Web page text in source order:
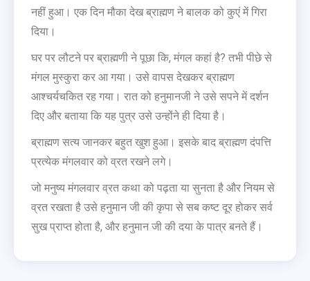
नहीं हुआ। एक दिन मौका देख ब्राह्मण ने बालक को कुएं में गिरा
दिया।
घर पर लौटने पर ब्राह्मणी ने पूछा कि, मंगल कहां है? तभी पीछे से
मंगल मुस्कुरा कर आ गया। उसे वापस देखकर ब्राह्मण
आश्चर्यचकित रह गया। रात को हनुमानजी ने उसे सपने में दर्शन
दिए और बताया कि यह पुत्र उसे उन्होंने ही दिया है।
ब्राह्मण सत्य जानकर बहुत खुश हुआ। इसके बाद ब्राह्मण दंपत्ति
प्रत्येक मंगलवार को व्रत रखने लगे।
जो मनुष्य मंगलवार व्रत कथा को पढ़ता या सुनता है और नियम से
व्रत रखता है उसे हनुमान जी की कृपा से सब कष्ट दूर होकर सर्व
सुख प्राप्त होता है, और हनुमान जी की दया के पात्र बनते हैं।